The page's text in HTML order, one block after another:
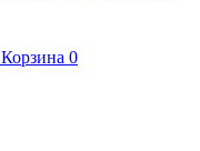
Корзина 0